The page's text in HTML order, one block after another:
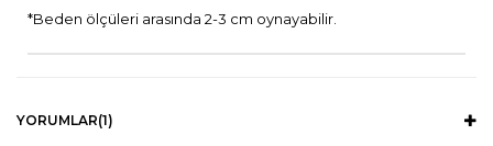
*Beden ölçüleri arasında 2-3 cm oynayabilir.
YORUMLAR(1)